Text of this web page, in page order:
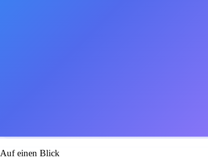
Auf einen Blick